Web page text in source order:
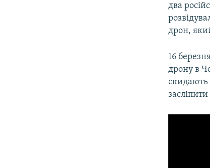
два
дрон,
16
дрону в
скидають